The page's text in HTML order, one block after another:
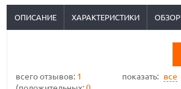
ОПИСАНИЕ ХАРАКТЕРИСТИКИ ОБЗОР
показать: все
всего отзывов: 1